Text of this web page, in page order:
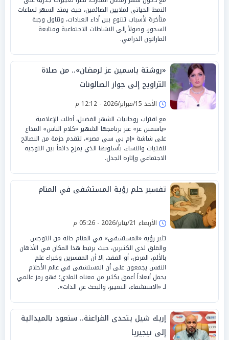
النمط الحياتي لملايين الصائمين، حيث يمتد السهر لساعات
متأخرة لأسباب تتنوع بين أداء العبادات، وتناول وجبة
السحور، وصولاً إلى النشاطات الاجتماعية ومتابعة
الماراثون الدرامي.
«روشتة ياسمين عز لرمضان».. من صلاة
التراويح إلى جواز الصالونات
الأحد 15/فبراير/2026 - 12:12 م
مع اقتراب روحانيات الشهر الفضيل، أطلت الإعلامية
«ياسمين عز» عبر برنامجها الشهير «كلام الناس» المذاع
على شاشة «إم بي سي مصر»، لتقدم حزمة من النصائح
للفتيات والنساء، بأسلوبها الذي يمزج دائماً بين التوجيه
الاجتماعي وإثارة الجدل.
تفسير حلم رؤية المستشفى في المنام
الأربعاء 21/يناير/2026 - 05:26 م
تثير رؤية «المستشفى» في المنام حالة من التوجس
والقلق لدى الكثيرين، حيث يرتبط هذا المكان في الأذهان
بالألم، المرض، أو الفقد، إلا أن المفسرين وخبراء علم
النفس يجمعون على أن المستشفى في عالم الأحلام
يحمل أبعاداً أعمق بكثير من معناه المادي؛ فهو رمز عالمي
لـ «الاستشفاء، التغيير، والبحث عن الذات».
إريك شيل يتحدى الفراعنة.. سنعود بالميدالية
إلى نيجيريا